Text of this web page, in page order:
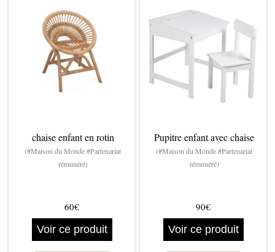
chaise enfant en rotin
(#Maison du Monde #Partenariat
rémunéré)
60€
Voir ce produit
Pupitre enfant avec chaise
(#Maison du Monde #Partenariat
rémunéré)
90€
Voir ce produit